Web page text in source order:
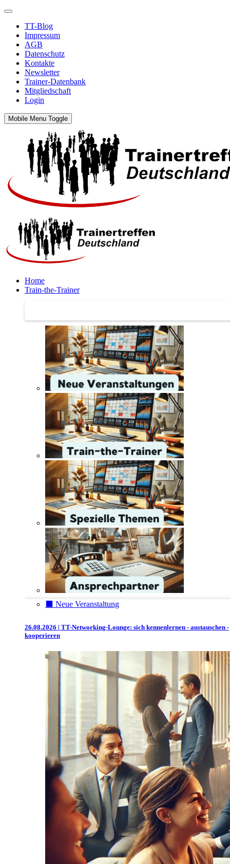
TT-Blog
Impressum
AGB
Datenschutz
Kontakte
Newsletter
Trainer-Datenbank
Mitgliedschaft
Login
Mobile Menu Toggle
Home
Train-the-Trainer
⬛️ Neue Veranstaltung
26.08.2026 | TT-Networking-Lounge: sich kennenlernen - austauschen -
kooperieren